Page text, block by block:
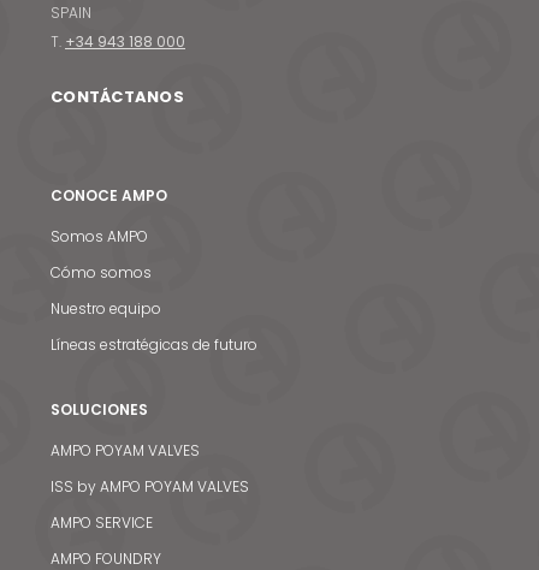
SPAIN
T. +34 943 188 000
CONTÁCTANOS
CONOCE AMPO
Somos AMPO
Cómo somos
Nuestro equipo
Líneas estratégicas de futuro
SOLUCIONES
AMPO POYAM VALVES
ISS by AMPO POYAM VALVES
AMPO SERVICE
AMPO FOUNDRY